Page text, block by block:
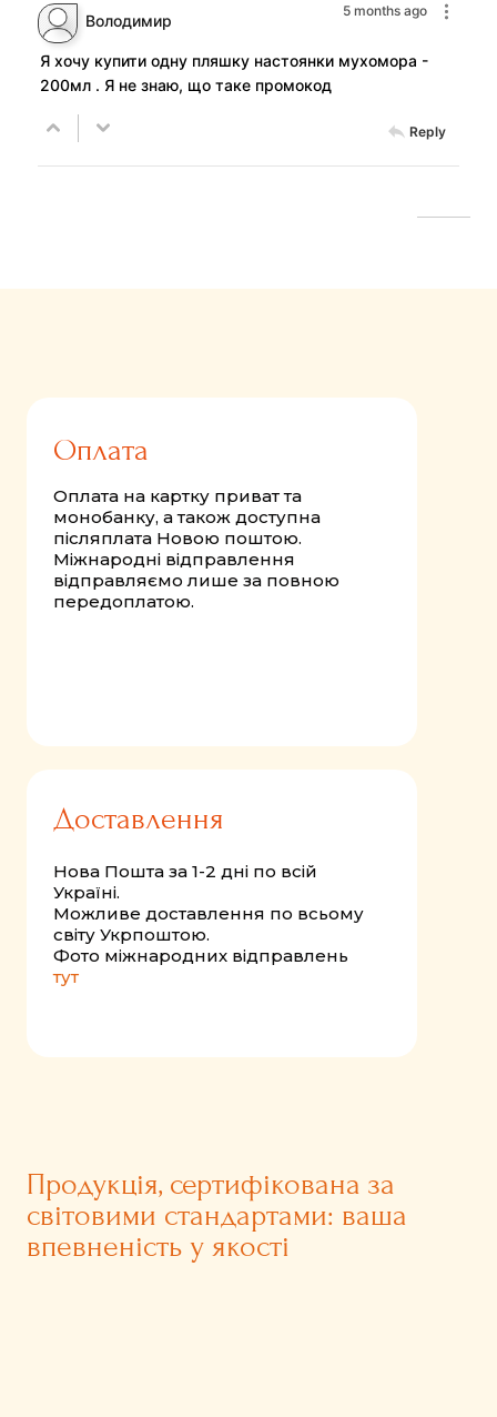
5 months ago
Володимир
Я хочу купити одну пляшку настоянки мухомора -
200мл . Я не знаю, що таке промокод
Reply
Оплата
Оплата на картку приват та
монобанку, а також доступна
післяплата Новою поштою.
Міжнародні відправлення
відправляємо лише за повною
передоплатою.
Нова Пошта за 1-2 дні по всій
Україні.
Можливе доставлення по всьому
світу Укрпоштою.
Фото міжнародних відправлень
тут
Доставлення
Продукція, сертифікована за
світовими стандартами: ваша
впевненість у якості